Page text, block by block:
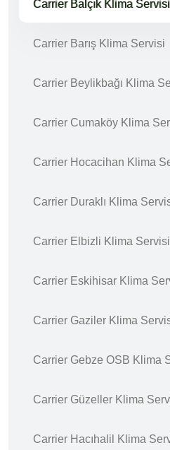
Carrier Balçık Klima Servisi
Carrier Barış Klima Servisi
Carrier Beylikbağı Klima
Carrier Cumaköy Klima
Carrier Hocacihan Klima
Carrier Duraklı Klima
Carrier Elbizli Klima Servisi
Carrier Eskihisar Klima
Carrier Gaziler Klima
Carrier Gebze OSB Klima
Carrier Güzeller Klima
Carrier Hacıhalil Klima